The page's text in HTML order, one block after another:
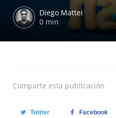
Diego Mattei
0 min
Comparte esta publicación
Twitter Facebook